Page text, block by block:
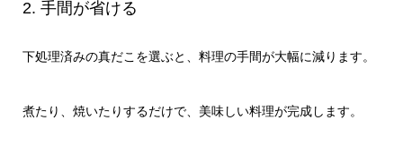
2. 手間が省ける
下処理済みの真だこを選ぶと、料理の手間が大幅に減ります。
煮たり、焼いたりするだけで、美味しい料理が完成します。